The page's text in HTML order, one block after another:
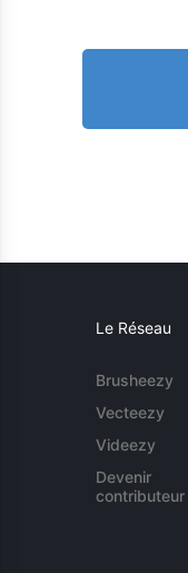
Le Réseau
Brusheezy
Vecteezy
Videezy
Devenir
contributeur